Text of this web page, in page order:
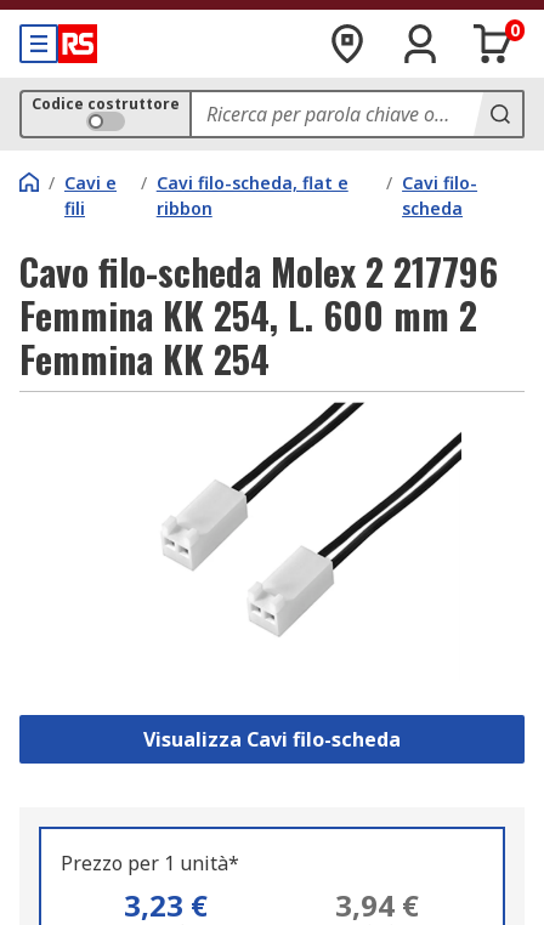
0
Codice costruttore
/ Cavi e
fili
/ Cavi filo-scheda, flat e
ribbon
/ Cavi filo-
scheda
Cavo filo-scheda Molex 2 217796
Femmina KK 254, L. 600 mm 2
Femmina KK 254
Visualizza Cavi filo-scheda
Prezzo per 1 unità*
3,23 € 3,94 €